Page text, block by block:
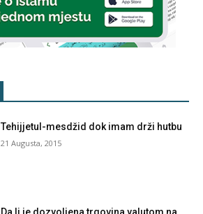
Tehijjetul-mesdžid dok imam drži hutbu
21 Augusta, 2015